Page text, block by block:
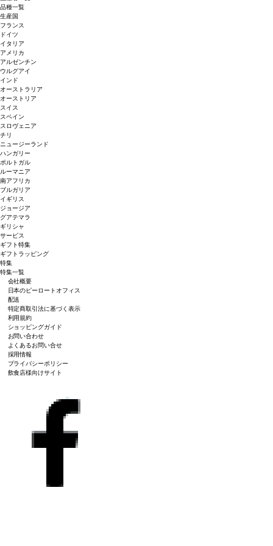
品種一覧
生産国
フランス
ドイツ
イタリア
アメリカ
アルゼンチン
ウルグアイ
インド
オーストラリア
オーストリア
スイス
スペイン
スロヴェニア
チリ
ニュージーランド
ハンガリー
ポルトガル
ルーマニア
南アフリカ
ブルガリア
イギリス
ジョージア
グアテマラ
ギリシャ
サービス
ギフト特集
ギフトラッピング
特集
特集一覧
会社概要
日本のピーロートオフィス
配送
特定商取引法に基づく表示
利用規約
ショッピングガイド
お問い合わせ
よくあるお問い合せ
採用情報
プライバシーポリシー
飲食店様向けサイト